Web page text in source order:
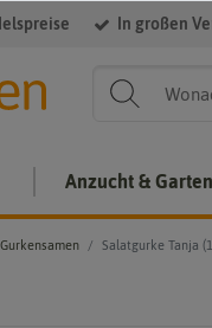
In großen
Anzucht &
Gurkensamen Salatgurke Tanja